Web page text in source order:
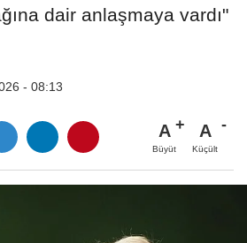
dair anlaşmaya vardı"
- 08:13
A
Büyüt
A
Küçült